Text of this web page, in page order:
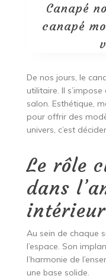
Canapé
canapé
De nos jours, le
utilitaire. Il
salon. Esthétique,
pour offrir des
univers, c’est
Le rôle
dans
intérieur
Au sein de chaque
l’espace. Son
l’harmonie de
une base solide.